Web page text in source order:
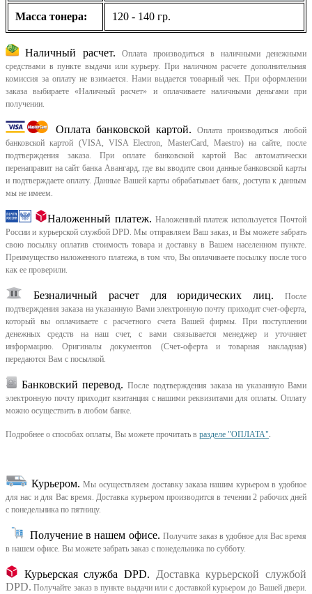
Масса тонера: 120 - 140 гр.
Наличный расчет.
Оплата производиться в наличными денежными
средствами в пункте выдачи или курьеру. При наличном расчете дополнительная
комиссия за оплату не взимается. Нами выдается товарный чек. При оформлении
заказа выбираете «Наличный расчет» и оплачиваете наличными деньгами при
получении.
Оплата банковской картой.
Оплата производиться любой
банковской картой (VISA, VISA Electron, MasterCard, Maestro) на сайте, после
подтверждения заказа. При оплате банковской картой Вас автоматически
перенаправит на сайт банка Авангард, где вы вводите свои данные банковской карты
и подтверждаете оплату. Данные Вашей карты обрабатывает банк, доступа к данным
мы не имеем.
Наложенный платеж. Наложенный платеж используется Почтой
России и курьерской службой DPD. Мы отправляем Ваш заказ, и Вы можете забрать
свою посылку оплатив стоимость товара и доставку в Вашем населенном пункте.
Преимущество наложенного платежа, в том что, Вы оплачиваете посылку после того
как ее проверили.
Безналичный расчет для юридических лиц.
После
подтверждения заказа на указанную Вами электронную почту приходит счет-оферта,
который вы оплачиваете с расчетного счета Вашей фирмы. При поступлении
денежных средств на наш счет, с вами связывается менеджер и уточняет
информацию. Оригиналы документов (Счет-оферта и товарная накладная)
передаются Вам с посылкой.
Банковский перевод. После подтверждения заказа на указанную Вами
электронную почту приходит квитанция с нашими реквизитами для оплаты. Оплату
можно осуществить в любом банке.
Подробнее о способах оплаты, Вы можете прочитать в разделе "ОПЛАТА".
Курьером. Мы осуществляем доставку заказа нашим курьером в удобное
для нас и для Вас время.Доставка курьером производится в течении 2 рабочих дней
с понедельника по пятницу.
Получение в нашем офисе. Получите заказ в удобное для Вас время
в нашем офисе. Вы можете забрать заказ с понедельника по субботу.
Курьерская служба DPD.
Доставка курьерской службой
DPD. Получайте заказ в пункте выдачи или с доставкой курьером до Вашей двери.